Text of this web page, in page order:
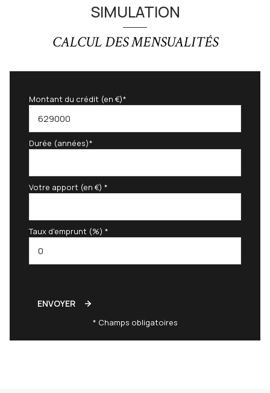
SIMULATION
CALCUL DES MENSUALITÉS
Montant du crédit (en €)*
Durée (années)*
Votre apport (en €) *
Taux d'emprunt (%) *
ENVOYER
* Champs obligatoires